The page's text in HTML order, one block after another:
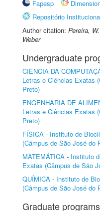
Fapesp
Repositório
Author citation: Pereira,
Weber
Undergraduate
CIÊNCIA DA
Letras e Ciências Exatas
Preto)
ENGENHARIA DE
Letras e Ciências Exatas
Preto)
FÍSICA - Instituto de
(Câmpus de São José do
MATEMÁTICA - Instituto
Exatas (Câmpus de São
QUÍMICA - Instituto de
(Câmpus de São José do
Graduate programs